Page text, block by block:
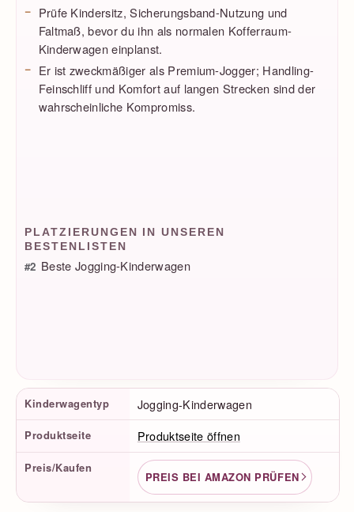
Prüfe Kindersitz, Sicherungsband-Nutzung und
Faltmaß, bevor du ihn als normalen Kofferraum-
Kinderwagen einplanst.
Er ist zweckmäßiger als Premium-Jogger; Handling-
Feinschliff und Komfort auf langen Strecken sind der
wahrscheinliche Kompromiss.
PLATZIERUNGEN IN UNSEREN
BESTENLISTEN
#2 Beste Jogging-Kinderwagen
Produktfakten
Kinderwagentyp Jogging-Kinderwagen
Produktseite Produktseite öffnen
Preis/Kaufen
PREIS BEI AMAZON PRÜFEN